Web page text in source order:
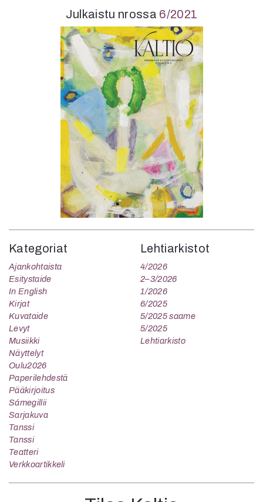
Julkaistu nrossa 6/2021
Kategoriat
Ajankohtaista
Esitystaide
In English
Kirjat
Kuvataide
Levyt
Musiikki
Näyttelyt
Oulu2026
Paperilehdestä
Pääkirjoitus
Sámegillii
Sarjakuva
Tanssi
Tanssi
Teatteri
Verkkoartikkeli
Lehtiarkistot
4/2026
2–3/2026
1/2026
6/2025
5/2025 saame
5/2025
Lehtiarkisto